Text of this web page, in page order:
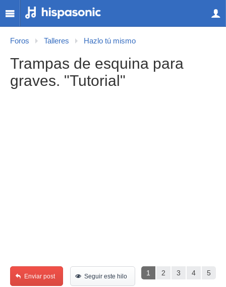
Foros Talleres Hazlo tú mismo
Trampas de esquina para
graves. "Tutorial"
1 2 3 4 5
Enviar post Seguir este hilo